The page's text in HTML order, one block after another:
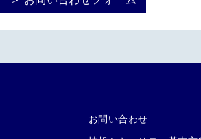
お問い合わせ